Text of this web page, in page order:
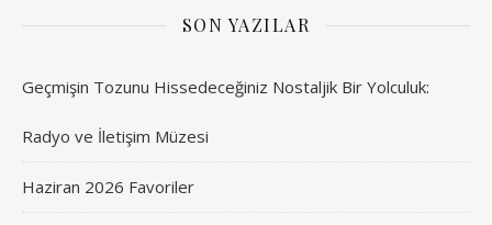
SON YAZILAR
Geçmişin Tozunu Hissedeceğiniz Nostaljik Bir Yolculuk:
Radyo ve İletişim Müzesi
Haziran 2026 Favoriler